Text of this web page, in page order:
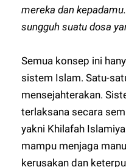
mereka dan
sungguh suatu dosa
Semua konsep ini
sistem Islam. Satu-
mensejahterakan.
terlaksana secara
yakni Khilafah
mampu menjaga
kerusakan dan